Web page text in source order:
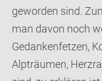
geworden sind.
man davon noch
Gedankenfetzen,
Alpträumen,